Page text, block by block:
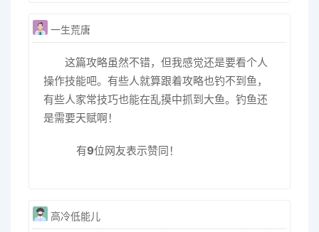
一生荒唐
这篇攻略虽然不错，但我感觉还是要看个人
操作技能吧。有些人就算跟着攻略也钓不到鱼，
有些人家常技巧也能在乱摸中抓到大鱼。钓鱼还
是需要天赋啊！
有9位网友表示赞同！
高冷低能儿